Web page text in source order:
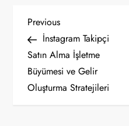
Y
a
z
Previous
Post
Previous
İnstagram Takipçi
Satın Alma İşletme
Büyümesi ve Gelir
Oluşturma Stratejileri